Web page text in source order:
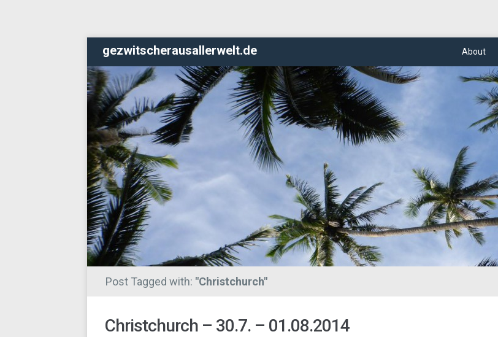
gezwitscherausallerwelt.de About
Post Tagged with: "Christchurch"
Christchurch – 30.7. – 01.08.2014